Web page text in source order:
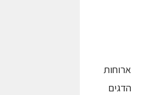
ארוחות
הדגים